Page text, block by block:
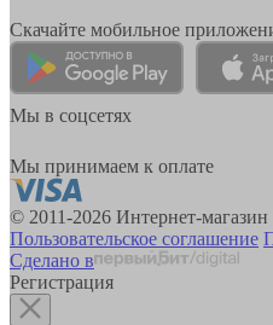
Скачайте мобильное
Мы в соцсетях
Мы принимаем к оплате
© 2011-2026 Интернет-
Пользовательское соглашение
Сделано в
Регистрация